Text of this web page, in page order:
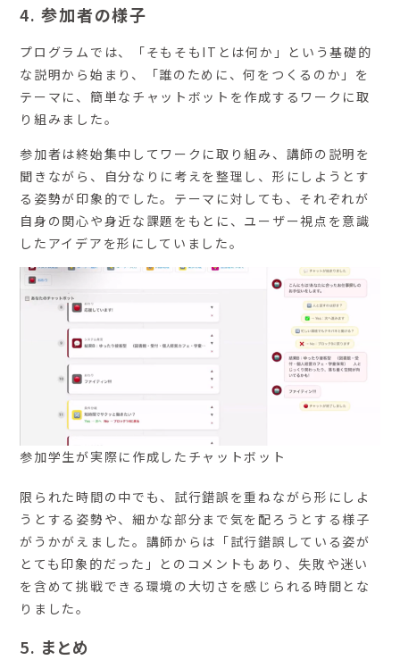
4.参加者の様子
プログラムでは、「そもそもITとは何か」という基礎的
な説明から始まり、「誰のために、何をつくるのか」を
テーマに、簡単なチャットボットを作成するワークに取
り組みました。
参加者は終始集中してワークに取り組み、講師の説明を
聞きながら、自分なりに考えを整理し、形にしようとす
る姿勢が印象的でした。テーマに対しても、それぞれが
自身の関心や身近な課題をもとに、ユーザー視点を意識
したアイデアを形にしていました。
参加学生が実際に作成したチャットボット
限られた時間の中でも、試行錯誤を重ねながら形にしよ
うとする姿勢や、細かな部分まで気を配ろうとする様子
がうかがえました。講師からは「試行錯誤している姿が
とても印象的だった」とのコメントもあり、失敗や迷い
を含めて挑戦できる環境の大切さを感じられる時間とな
りました。
5. まとめ